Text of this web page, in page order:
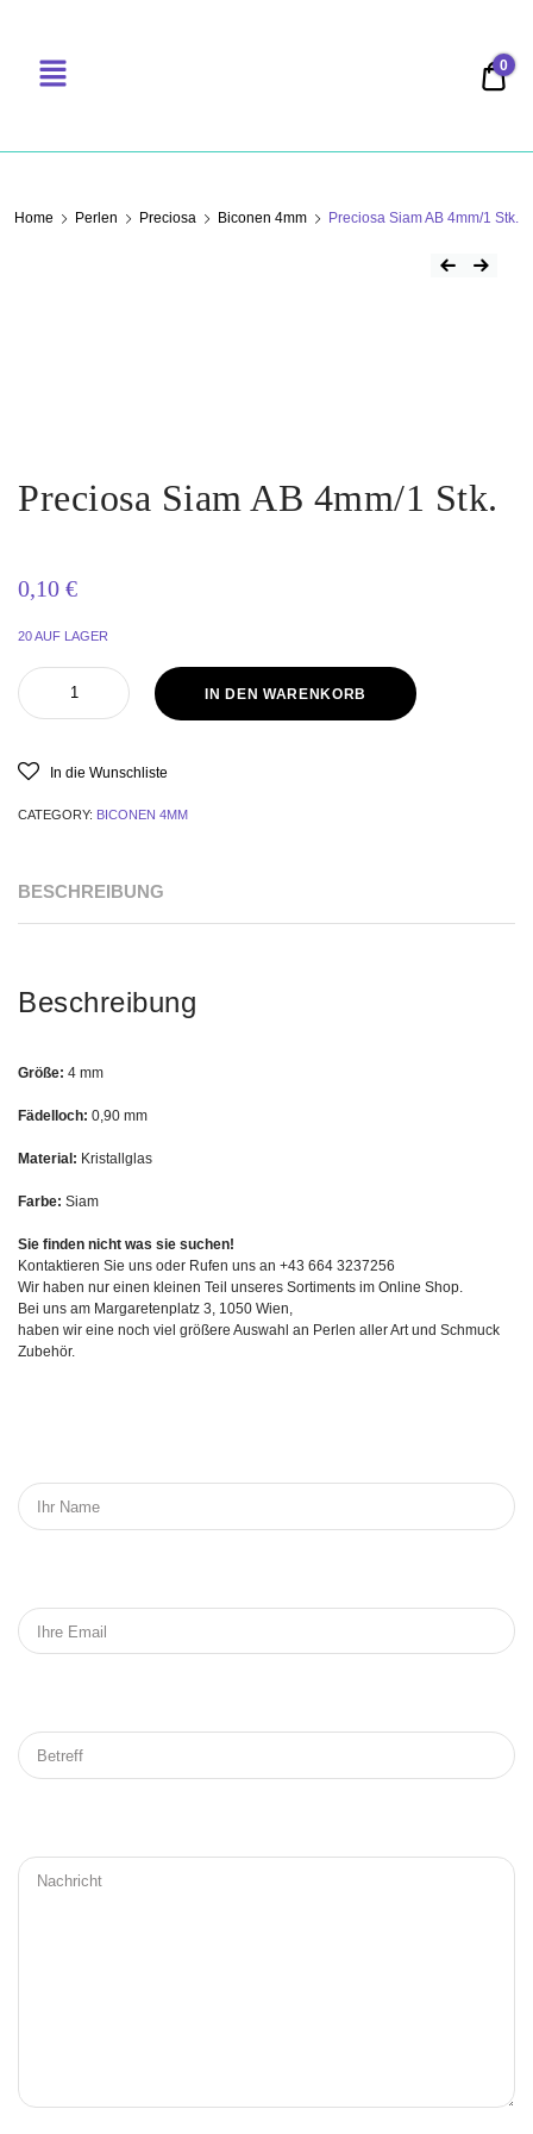
0
Home Perlen Preciosa Biconen 4mm Preciosa Siam AB 4mm/1 Stk.
Preciosa Siam AB 4mm/1 Stk.
0,10 €
20 AUF LAGER
IN DEN WARENKORB
In die Wunschliste
CATEGORY: BICONEN 4MM
BESCHREIBUNG
Beschreibung
Größe: 4 mm
Fädelloch: 0,90 mm
Material: Kristallglas
Farbe: Siam
Sie finden nicht was sie suchen!
Kontaktieren Sie uns oder Rufen uns an +43 664 3237256
Wir haben nur einen kleinen Teil unseres Sortiments im Online Shop.
Bei uns am Margaretenplatz 3, 1050 Wien,
haben wir eine noch viel größere Auswahl an Perlen aller Art und Schmuck
Zubehör.